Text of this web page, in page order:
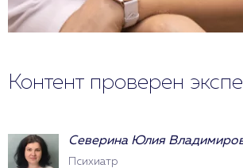
Контент проверен
Северина Юлия
Психиатр